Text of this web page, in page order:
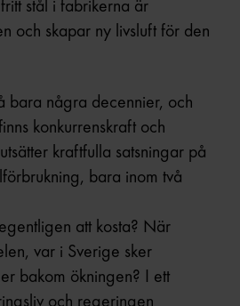
stål i fabrikerna är
och skapar ny livsluft för den
bara några decennier, och
konkurrenskraft och
kraftfulla satsningar på
bara inom två
att kosta? När
var i Sverige sker
bakom ökningen? I ett
och regeringen